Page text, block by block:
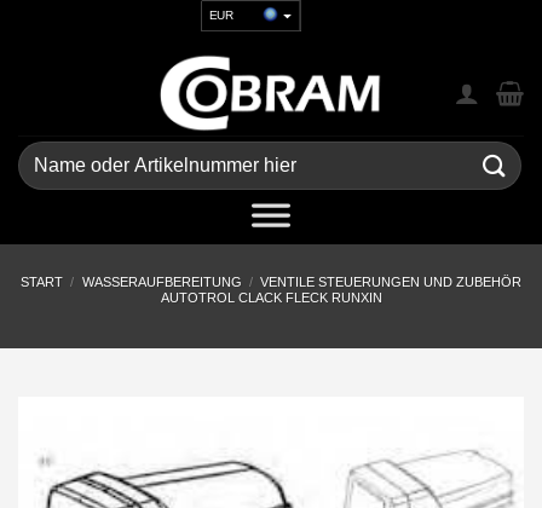
EUR
GBP
CHF
UAH
Suchen
nach:
START / WASSERAUFBEREITUNG / VENTILE STEUERUNGEN UND ZUBEHÖR
AUTOTROL CLACK FLECK RUNXIN